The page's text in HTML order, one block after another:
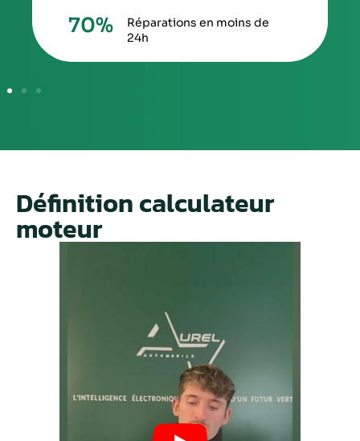
Réparations en moins de
24h
70%
Définition calculateur
moteur